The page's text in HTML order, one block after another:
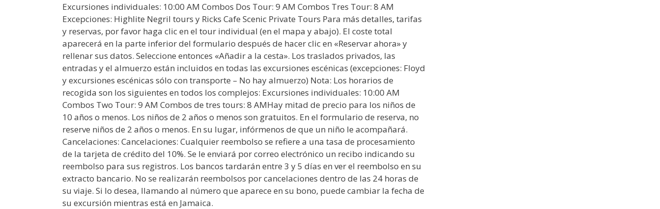
Excursiones individuales: 10:00 AM Combos Dos Tour: 9 AM Combos Tres Tour: 8 AM
Excepciones: Highlite Negril tours y Ricks Cafe Scenic Private Tours Para más detalles, tarifas
y reservas, por favor haga clic en el tour individual (en el mapa y abajo). El coste total
aparecerá en la parte inferior del formulario después de hacer clic en «Reservar ahora» y
rellenar sus datos. Seleccione entonces «Añadir a la cesta». Los traslados privados, las
entradas y el almuerzo están incluidos en todas las excursiones escénicas (excepciones: Floyd
y excursiones escénicas sólo con transporte – No hay almuerzo) Nota: Los horarios de
recogida son los siguientes en todos los complejos: Excursiones individuales: 10:00 AM
Combos Two Tour: 9 AM Combos de tres tours: 8 AMHay mitad de precio para los niños de
10 años o menos. Los niños de 2 años o menos son gratuitos. En el formulario de reserva, no
reserve niños de 2 años o menos. En su lugar, infórmenos de que un niño le acompañará.
Cancelaciones: Cancelaciones: Cualquier reembolso se refiere a una tasa de procesamiento
de la tarjeta de crédito del 10%. Se le enviará por correo electrónico un recibo indicando su
reembolso para sus registros. Los bancos tardarán entre 3 y 5 días en ver el reembolso en su
extracto bancario. No se realizarán reembolsos por cancelaciones dentro de las 24 horas de
su viaje. Si lo desea, llamando al número que aparece en su bono, puede cambiar la fecha de
su excursión mientras está en Jamaica.